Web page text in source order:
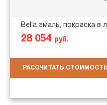
Bella эмаль, покраска в
28 054 руб.
РАССЧИТАТЬ СТОИМОСТЬ